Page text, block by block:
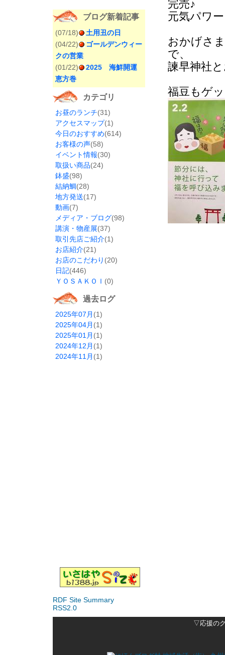
ブログ新着記事
(07/18)
土用丑の日
(04/22)
ゴールデンウィー
クの営業
(01/22)
2025 海鮮開運
恵方巻
カテゴリ
お昼のランチ(31)
アクセスマップ(1)
今日のおすすめ(614)
お客様の声(58)
イベント情報(30)
取扱い商品(24)
鉢盛(98)
結納鯛(28)
地方発送(17)
動画(7)
メディア・ブログ(98)
講演・物産展(37)
取引先店ご紹介(1)
お店紹介(21)
お店のこだわり (20)
日記(446)
ＹＯＳＡＫＯＩ (0)
過去ログ
2025年07月 (1)
2025年04月 (1)
2025年01月 (1)
2024年12月 (1)
2024年11月 (1)
RDF Site Summary
RSS2.0
完売♪
元気パワ
おかげさ
で、
諫早神社
福豆もゲ
▽応援の